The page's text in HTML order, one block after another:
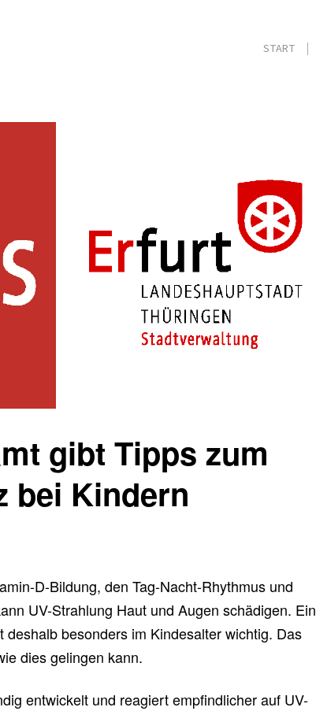
START
gibt Tipps zum
bei Kindern
D-Bildung, den Tag-Nacht-Rhythmus und
UV-Strahlung Haut und Augen schädigen. Ein
besonders im Kindesalter wichtig. Das
dies gelingen kann.
entwickelt und reagiert empfindlicher auf UV-